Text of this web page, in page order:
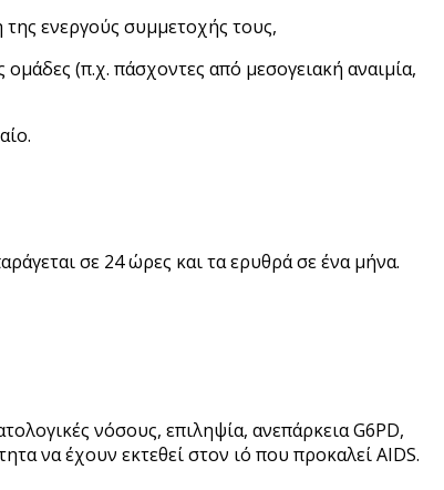
ενεργούς συμμετοχής τους,
(π.χ. πάσχοντες από μεσογειακή αναιμία,
σε 24 ώρες και τα ερυθρά σε ένα μήνα.
νόσους, επιληψία, ανεπάρκεια G6PD,
να έχουν εκτεθεί στον ιό που προκαλεί AIDS.